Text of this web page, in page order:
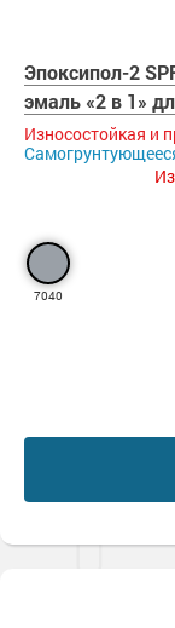
Эпоксипол-2
эмаль «2 в 1»
Износостойкая и
7040